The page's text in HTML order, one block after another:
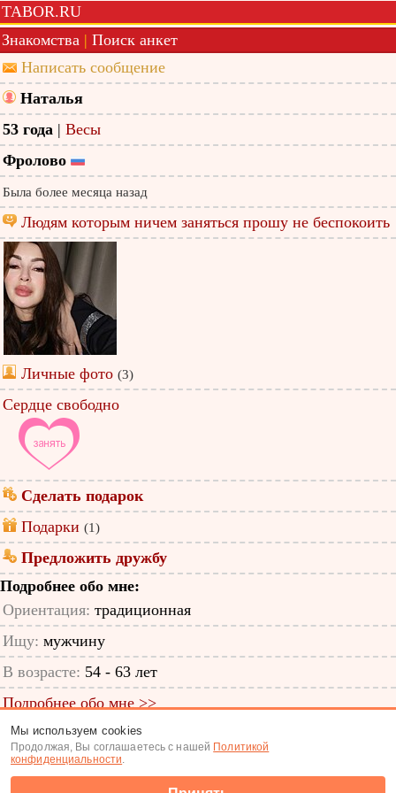
TABOR.RU
Знакомства | Поиск анкет
Написать сообщение
Наталья
53 года | Весы
Фролово
Была более месяца назад
Людям которым ничем заняться прошу не беспокоить
Личные фото (3)
Сердце свободно
Сделать подарок
Подарки (1)
Предложить дружбу
Подробнее обо мне:
Ориентация: традиционная
Ищу: мужчину
В возрасте: 54 - 63 лет
Подробнее обо мне >>
ID анкеты: 29488788
Знакомства|Поиск анкет
Мы используем cookies
Продолжая, Вы соглашаетесь с нашей Политикой
конфиденциальности.